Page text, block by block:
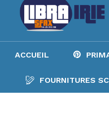
ACCUEIL
FOURNITURES